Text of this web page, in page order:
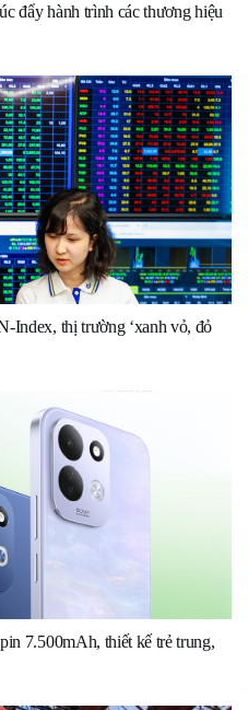
đẩy hành trình các thương hiệu
Index, thị trường ‘xanh vỏ, đỏ
7.500mAh, thiết kế trẻ trung,